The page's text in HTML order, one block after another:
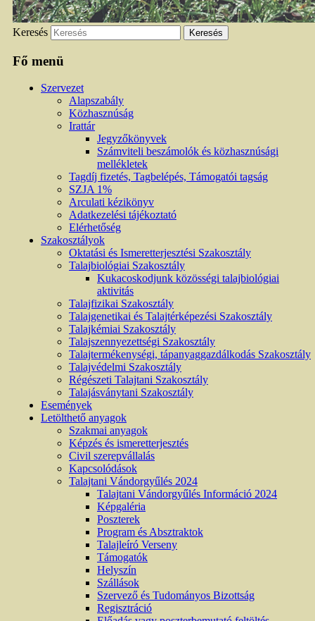
Keresés
Fő menü
Szervezet
Alapszabály
Közhasznúság
Irattár
Jegyzőkönyvek
Számviteli beszámolók és közhasznúsági
mellékletek
Tagdíj fizetés, Tagbelépés, Támogatói tagság
SZJA 1%
Arculati kézikönyv
Adatkezelési tájékoztató
Elérhetőség
Szakosztályok
Oktatási és Ismeretterjesztési Szakosztály
Talajbiológiai Szakosztály
Kukacoskodjunk közösségi talajbiológiai
aktivitás
Talajfizikai Szakosztály
Talajgenetikai és Talajtérképezési Szakosztály
Talajkémiai Szakosztály
Talajszennyezettségi Szakosztály
Talajtermékenységi, tápanyaggazdálkodás Szakosztály
Talajvédelmi Szakosztály
Régészeti Talajtani Szakosztály
Talajásványtani Szakosztály
Események
Letölthető anyagok
Szakmai anyagok
Képzés és ismeretterjesztés
Civil szerepvállalás
Kapcsolódások
Talajtani Vándorgyűlés 2024
Talajtani Vándorgyűlés Információ 2024
Képgaléria
Poszterek
Program és Absztraktok
Talajleíró Verseny
Támogatók
Helyszín
Szállások
Szervező és Tudományos Bizottság
Regisztráció